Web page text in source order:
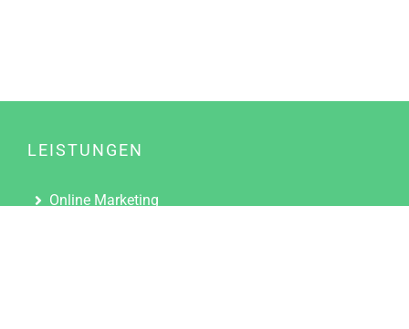
LEISTUNGEN
Online Marketing